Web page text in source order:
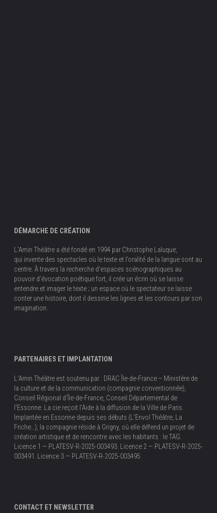
DÉMARCHE DE CRÉATION
L’Amin Théâtre a été fondé en 1994 par Christophe Laluque,
qui invente des spectacles où le texte et l’oralité de la langue sont au
centre. À travers la recherche d’espaces scénographiques au
pouvoir d’évocation poétique fort, il crée un écrin où se laisse
entendre et imager le texte ; un espace où le spectateur se laisse
conter une histoire, dont il dessine les lignes et les contours par son
imagination.
PARTENAIRES ET IMPLANTATION
L’Amin Théâtre est soutenu par : DRAC Île-de-France – Ministère de
la culture et de la communication (compagnie conventionnée),
Conseil Régional d’Île-de-France, Conseil Départemental de
l’Essonne. La cie reçoit l’Aide à la diffusion de la Ville de Paris.
Implantée en Essonne depuis ses débuts (L’Envol Théâtre, La
Friche…), la compagnie réside à Grigny, où elle défend un projet de
création artistique et de rencontre avec les habitants : le TAG.
Licence 1 — PLATESV-R-2025-003493. Licence 2 — PLATESV-R-2025-
003491. Licence 3 — PLATESV-R-2025-003495
CONTACT ET NEWSLETTER